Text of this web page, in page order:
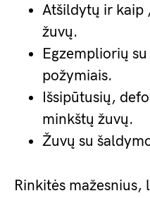
Atšildytų ir kaip
žuvų.
Egzempliorių
požymiais.
Išsipūtusių,
minkštų žuvų.
Žuvų su
Rinkitės